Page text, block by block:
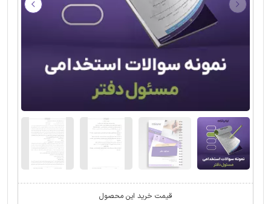
قیمت خرید این محصول